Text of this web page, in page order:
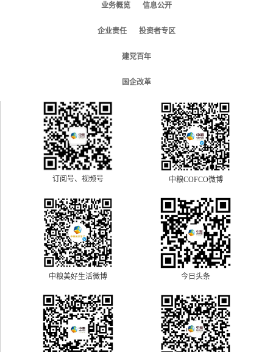
业务概览 信息公开
企业责任 投资者专区
建党百年
国企改革
订阅号、视频号 中粮COFCO微博
中粮美好生活微博 今日头条